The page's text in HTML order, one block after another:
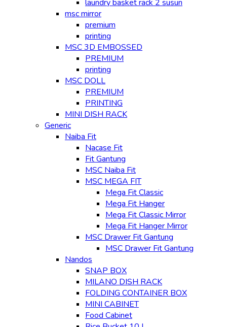
laundry basket rack 2 susun
msc mirror
premium
printing
MSC 3D EMBOSSED
PREMIUM
printing
MSC DOLL
PREMIUM
PRINTING
MINI DISH RACK
Generic
Naiba Fit
Nacase Fit
Fit Gantung
MSC Naiba Fit
MSC MEGA FIT
Mega Fit Classic
Mega Fit Hanger
Mega Fit Classic Mirror
Mega Fit Hanger Mirror
MSC Drawer Fit Gantung
MSC Drawer Fit Gantung
Nandos
SNAP BOX
MILANO DISH RACK
FOLDING CONTAINER BOX
MINI CABINET
Food Cabinet